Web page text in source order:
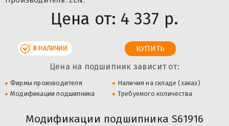
Цена от: 4 337 р.
В НАЛИЧИИ
Цена на подшипник зависит от:
Фирмы производителя
Наличия на складе (заказ)
Модификации подшипника
Требуемого количества
Модификации подшипника S61916